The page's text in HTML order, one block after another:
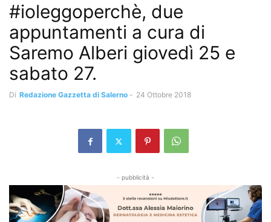
#ioleggoperchè, due
appuntamenti a cura di
Saremo Alberi giovedì 25 e
sabato 27.
Di Redazione Gazzetta di Salerno - 24 Ottobre 2018
- pubblicità -